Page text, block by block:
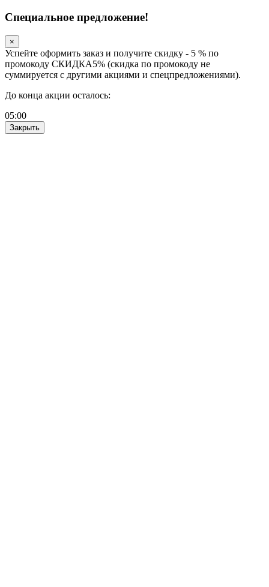
Специальное предложение!
×
Успейте оформить заказ и получите скидку - 5 % по
промокоду СКИДКА5% (скидка по промокоду не
суммируется с другими акциями и спецпредложениями).
До конца акции осталось:
05:00
Закрыть